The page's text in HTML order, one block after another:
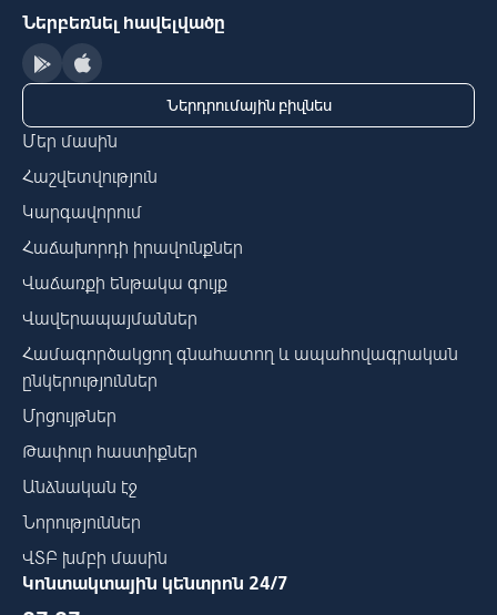
Ներբեռնել հավելվածը
Ներդրումային բիզնես
Մեր մասին
Հաշվետվություն
Կարգավորում
Հաճախորդի իրավունքներ
Վաճառքի ենթակա գույք
Վավերապայմաններ
Համագործակցող գնահատող և ապահովագրական
ընկերություններ
Մրցույթներ
Թափուր հաստիքներ
Անձնական էջ
Նորություններ
ՎՏԲ խմբի մասին
Կոնտակտային կենտրոն 24/7